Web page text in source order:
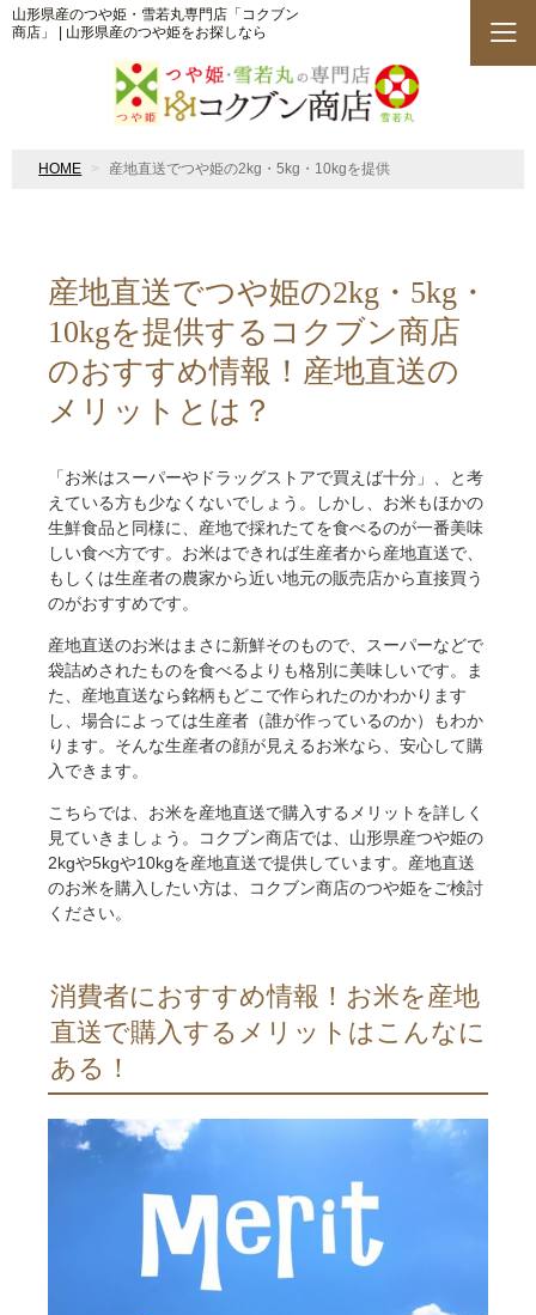
山形県産のつや姫・雪若丸専門店「コクブン
商店」 | 山形県産のつや姫をお探しなら
HOME 産地直送でつや姫の2kg・5kg・10kgを提供
産地直送でつや姫の2kg・5kg・
10kgを提供するコクブン商店
のおすすめ情報！産地直送の
メリットとは？
「お米はスーパーやドラッグストアで買えば十分」、と考
えている方も少なくないでしょう。しかし、お米もほかの
生鮮食品と同様に、産地で採れたてを食べるのが一番美味
しい食べ方です。お米はできれば生産者から産地直送で、
もしくは生産者の農家から近い地元の販売店から直接買う
のがおすすめです。
産地直送のお米はまさに新鮮そのもので、スーパーなどで
袋詰めされたものを食べるよりも格別に美味しいです。ま
た、産地直送なら銘柄もどこで作られたのかわかります
し、場合によっては生産者（誰が作っているのか）もわか
ります。そんな生産者の顔が見えるお米なら、安心して購
入できます。
こちらでは、お米を産地直送で購入するメリットを詳しく
見ていきましょう。コクブン商店では、山形県産つや姫の
2kgや5kgや10kgを産地直送で提供しています。産地直送
のお米を購入したい方は、コクブン商店のつや姫をご検討
ください。
消費者におすすめ情報！お米を産地
直送で購入するメリットはこんなに
ある！